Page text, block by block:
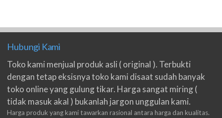
Hubungi Kami
Toko kami menjual produk asli ( original ). Terbukti
dengan tetap eksisnya toko kami disaat sudah banyak
toko online yang gulung tikar. Harga sangat miring (
tidak masuk akal ) bukanlah jargon unggulan kami.
Harga produk yang kami tawarkan rasional antara harga dan kualitas.